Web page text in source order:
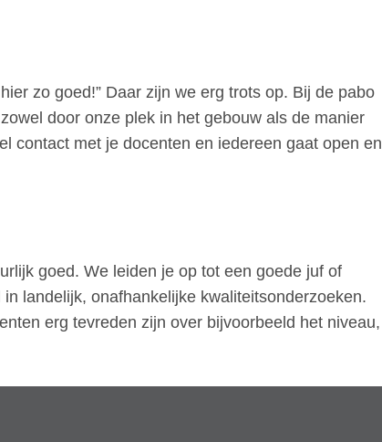
zo goed!” Daar zijn we erg trots op. Bij de pabo
door onze plek in het gebouw als de manier
contact met je docenten en iedereen gaat open en
goed. We leiden je op tot een goede juf of
landelijk, onafhankelijke kwaliteitsonderzoeken.
erg tevreden zijn over bijvoorbeeld het niveau,